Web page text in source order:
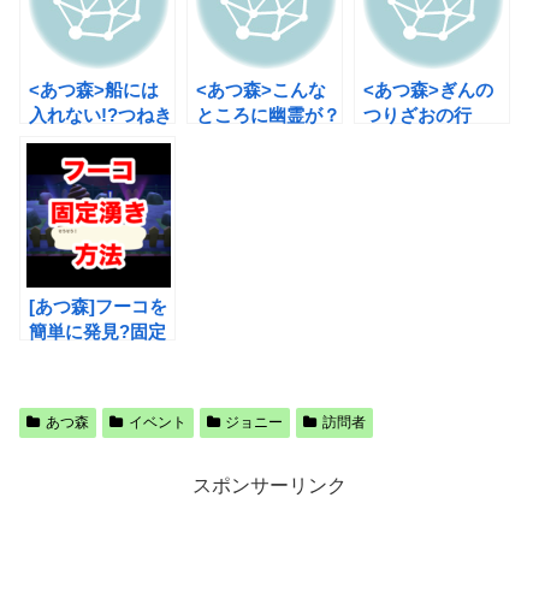
<あつ森>船には
入れない!?つねき
ちについて
<あつ森>こんな
ところに幽霊が？
<あつ森>ぎんの
つりざおの行
[あつ森]フーコを
簡単に発見?固定
あつ森 イベント ジョニー 訪問者
スポンサーリンク